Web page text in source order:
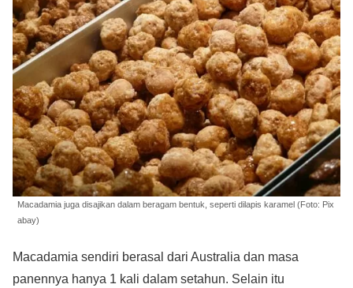
Macadamia juga disajikan dalam beragam bentuk, seperti dilapis karamel (Foto: Pix
abay)
Macadamia sendiri berasal dari Australia dan masa
panennya hanya 1 kali dalam setahun. Selain itu